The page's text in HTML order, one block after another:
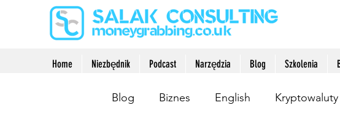
Home Niezbędnik Podcast Narzędzia Blog Szkolenia
Blog Biznes English Kryptowaluty